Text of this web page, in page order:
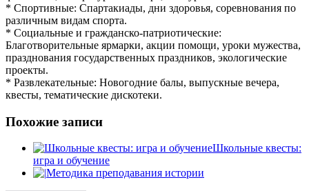
* Спортивные: Спартакиады, дни здоровья, соревнования по
различным видам спорта.
* Социальные и гражданско-патриотические:
Благотворительные ярмарки, акции помощи, уроки мужества,
празднования государственных праздников, экологические
проекты.
* Развлекательные: Новогодние балы, выпускные вечера,
квесты, тематические дискотеки.
Похожие записи
Школьные квесты:
игра и обучение
Методика преподавания истории